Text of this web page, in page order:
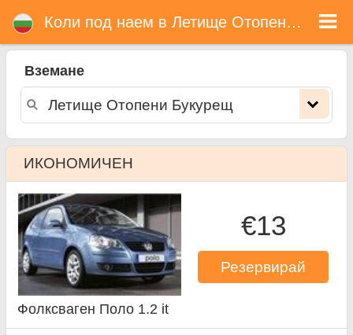
Коли под наем в Летище Отопени Букурещ
Вземане
ИКОНОМИЧЕН
€13
Резервирай
Фолксваген Поло 1.2 it